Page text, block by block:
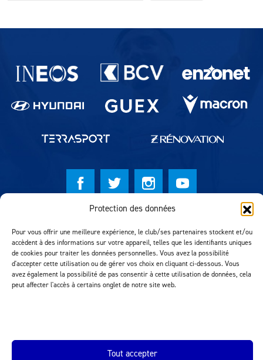
Protection des données
Pour vous offrir une meilleure expérience, le club/ses partenaires stockent et/ou
accèdent à des informations sur votre appareil, telles que les identifiants uniques
de cookies pour traiter les données personnelles. Vous avez la possibilité
d'accepter cette utilisation ou de gérer vos choix en cliquant ci-dessous. Vous
avez également la possibilité de pas consentir à cette utilisation de données, cela
peut affecter l'accès à certains onglet de notre site web.
Tout accepter
Partenaires du lausanne-Sport
Réalisation MTM Agency